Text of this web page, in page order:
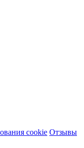
cookie Отзывы